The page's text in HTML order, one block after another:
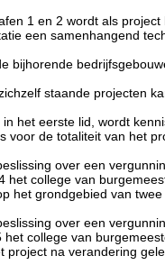
1 en 2 wordt als
een samenhangend
bijhorende
staande projecten
het eerste lid, wordt
voor de totaliteit van het
over een
het college van
het grondgebied van
over een
college van
project na verandering